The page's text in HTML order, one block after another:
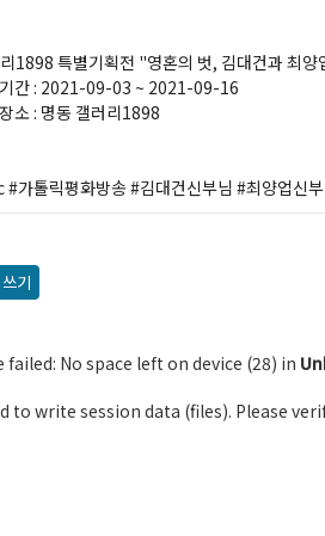
1898 특별기획전 "영혼의 벗, 김대건과 최양
간 : 2021-09-03 ~ 2021-09-16
소 : 명동 갤러리1898
가톨릭평화방송 #김대건신부님 #최양업신
쓰기
No space left on device (28) in
to write session data (files). Please